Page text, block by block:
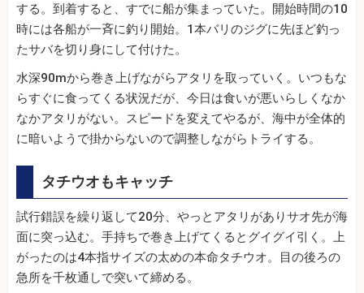
する。到着すると、すでに船が集まっていた。開始時間の10
時には各船が一斉に釣り開始。1本バリのジグに先ほど釣っ
たサバを切り身にして付けた。
水深90mから巻き上げながらアタリを取っていく。いつもな
らすぐに食ってくる状況だが、今日は食いが悪いらしくなか
なかアタリがない。スピードを変えてやるが、海中が全体的
に暗いようで掛からないので調整しながらトライする。
タチウオもキャッチ
試行錯誤を繰り返して20分、やっとアタリがありサオ先が海
面に突っ込む。手持ちで巻き上げてくるとグイグイ引く。上
がったのは4本指サイズの太めの本命タチウオ。目の後ろの
急所を千枚通しで突いて締める。